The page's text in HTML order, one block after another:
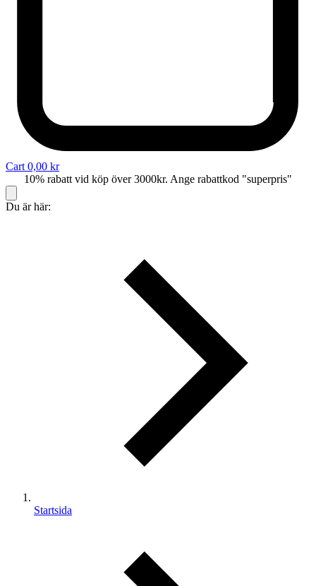
Cart 0,00 kr
10% rabatt vid köp över 3000kr. Ange rabattkod "superpris"
Du är här:
Startsida